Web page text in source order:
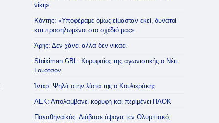
νίκη»
Κόντης: «Υποφέραμε όμως είμασταν εκεί, δυνατοί
και προσηλωμένοι στο σχέδιό μας»
Άρης: Δεν χάνει αλλά δεν νικάει
Stoiximan GBL: Κορυφαίος της αγωνιστικής ο Νέιτ
Γουότσον
Ίντερ: Ψηλά στην λίστα της ο Κουλιεράκης
ΑΕΚ: Απολαμβάνει κορυφή και περιμένει ΠΑΟΚ
Παναθηναϊκός: Διάβασε άψογα τον Ολυμπιακό,